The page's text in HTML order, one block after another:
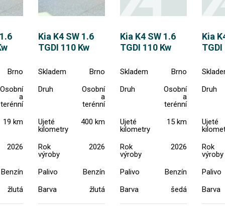
Brno
Osobní
a
terénní
19 km
2026
Benzín
žlutá
Kia K4 SW 1.6
TGDI 110 Kw
Skladem
Brno
Druh
Osobní
a
terénní
Ujeté
kilometry
400 km
Rok
výroby
2026
Palivo
Benzín
Barva
žlutá
Kia K4 SW 1.6
TGDI 110 Kw
Skladem
Brno
Druh
Osobní
a
terénní
Ujeté
kilometry
15 km
Rok
výroby
2026
Palivo
Benzín
Barva
šedá
Kia
TGDI
Druh
Ujeté
Rok
výroby
Palivo
Barva